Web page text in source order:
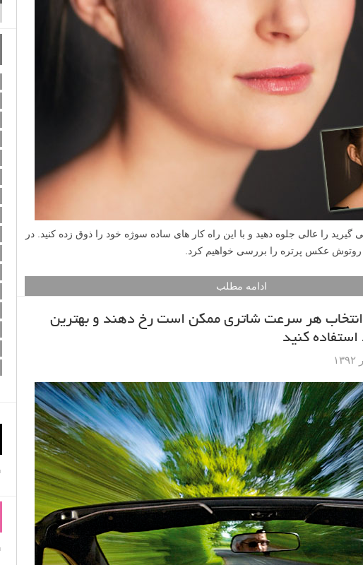
را عالی جلوه دهید و با این راه کار های ساده سوژه خود را ذوق زده کنید. در
عکس پرتره را بررسی خواهیم کرد.
ادامه مطلب
انتخاب هر سرعت شاتری ممکن است رخ دهند و بهترین
استفاده کنید